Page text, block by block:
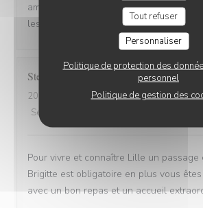
Tout refuser
Personnaliser
Politique de protection des
personnel
Politique de gestion des
ameillorer le rytme de sortie des plats,
les frites avec les plats principaux.
Stefan
2025-08-30
- 21:15 - Couverts 2
Service
Pour vivre et connaître Lille un passage
Brigitte est obligatoire en plus vous
avec un bon repas et un accueil